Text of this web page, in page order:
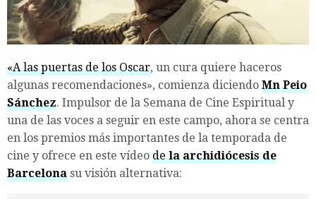
«A las puertas de los Oscar, un cura quiere haceros
algunas recomendaciones», comienza diciendo Mn Peio
Sánchez. Impulsor de la Semana de Cine Espiritual y
una de las voces a seguir en este campo, ahora se centra
en los premios más importantes de la temporada de
cine y ofrece en este vídeo de la archidiócesis de
Barcelona su visión alternativa: